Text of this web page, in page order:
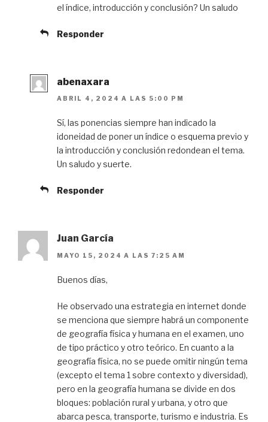
el índice, introducción y conclusión? Un saludo
Responder
abenaxara
ABRIL 4, 2024 A LAS 5:00 PM
Sí, las ponencias siempre han indicado la
idoneidad de poner un índice o esquema previo y
la introducción y conclusión redondean el tema.
Un saludo y suerte.
Responder
Juan García
MAYO 15, 2024 A LAS 7:25 AM
Buenos días,
He observado una estrategia en internet donde
se menciona que siempre habrá un componente
de geografía física y humana en el examen, uno
de tipo práctico y otro teórico. En cuanto a la
geografía física, no se puede omitir ningún tema
(excepto el tema 1 sobre contexto y diversidad),
pero en la geografía humana se divide en dos
bloques: población rural y urbana, y otro que
abarca pesca, transporte, turismo e industria. Es